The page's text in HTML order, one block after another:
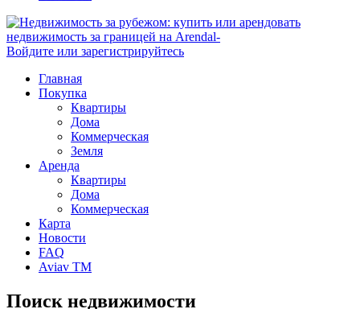
Войдите или зарегистрируйтесь
Главная
Покупка
Квартиры
Дома
Коммерческая
Земля
Аренда
Квартиры
Дома
Коммерческая
Карта
Новости
FAQ
Aviav TM
Поиск недвижимости